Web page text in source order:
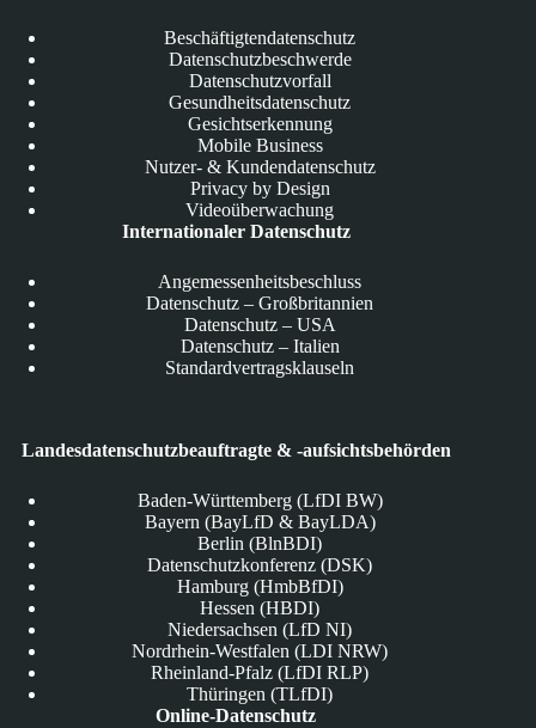
Beschäftigtendatenschutz
Datenschutzbeschwerde
Datenschutzvorfall
Gesundheitsdatenschutz
Gesichtserkennung
Mobile Business
Nutzer- & Kundendatenschutz
Privacy by Design
Videoüberwachung
Internationaler Datenschutz
Angemessenheitsbeschluss
Datenschutz – Großbritannien
Datenschutz – USA
Datenschutz – Italien
Standardvertragsklauseln
Landesdatenschutzbeauftragte & -aufsichtsbehörden
Baden-Württemberg (LfDI BW)
Bayern (BayLfD & BayLDA)
Berlin (BlnBDI)
Datenschutzkonferenz (DSK)
Hamburg (HmbBfDI)
Hessen (HBDI)
Niedersachsen (LfD NI)
Nordrhein-Westfalen (LDI NRW)
Rheinland-Pfalz (LfDI RLP)
Thüringen (TLfDI)
Online-Datenschutz